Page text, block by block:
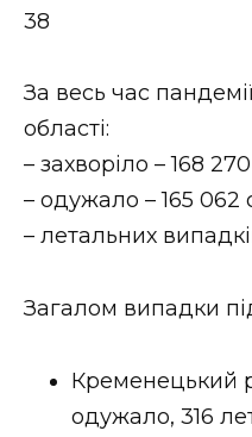
ФОТО
ВІДЕО
38
За весь час
області:
– захворіло – 168 270
– одужало – 165 062
– летальних
Загалом випадки
Кременецький
одужало, 316